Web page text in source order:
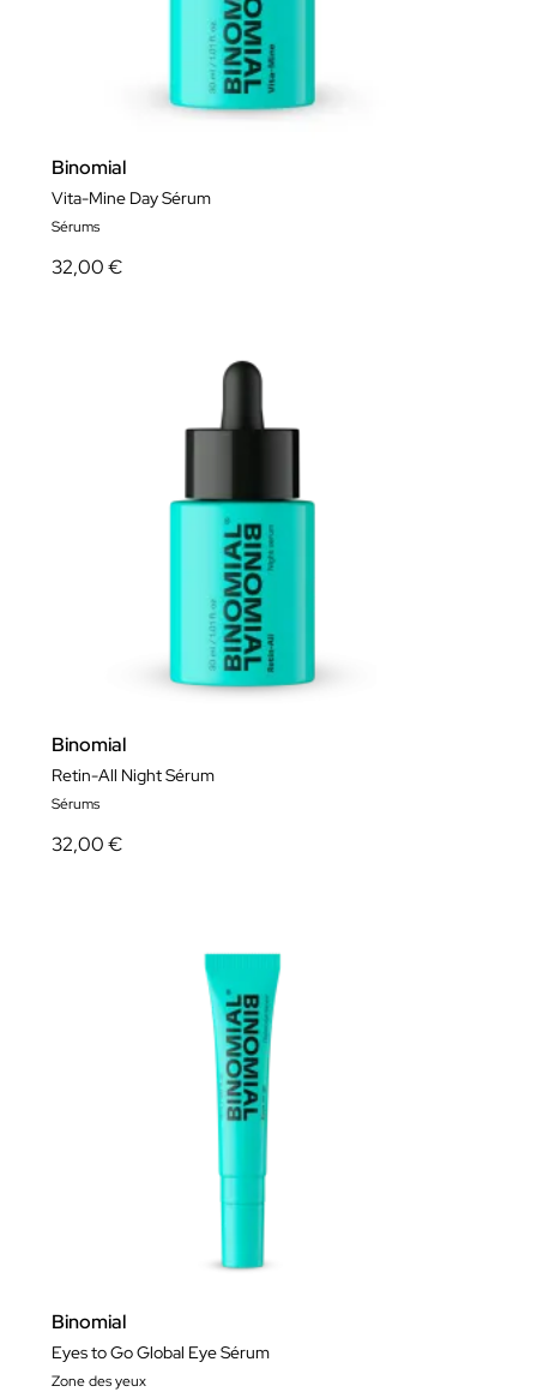
Binomial
Vita-Mine Day Sérum
Sérums
32,00 €
Binomial
Retin-All Night Sérum
Sérums
32,00 €
Binomial
Eyes to Go Global Eye Sérum
Zone des yeux